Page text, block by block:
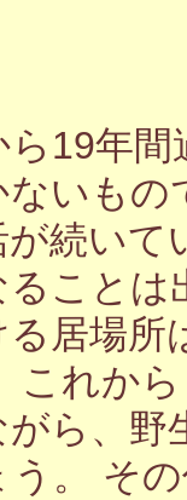
19年
ないもの
続いて
ことは
居場所
これか
ら、野
う。 そ